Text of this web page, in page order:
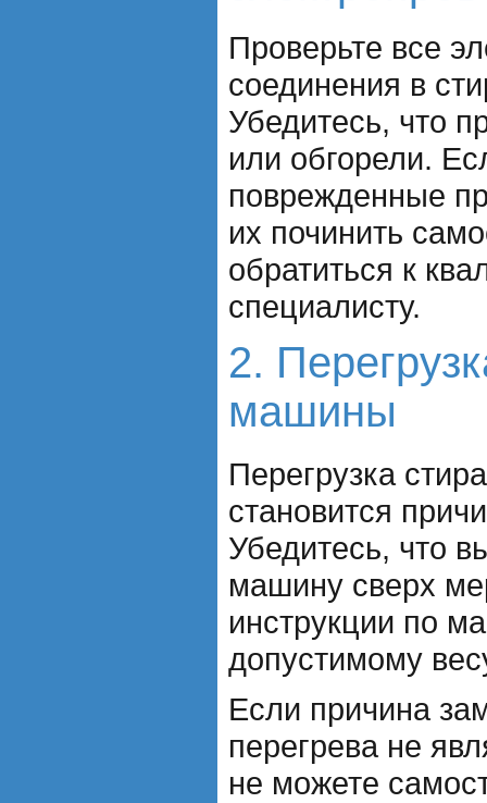
Проверьте все
соединения в
Убедитесь, что
или обгорели.
поврежденные
их починить
обратиться к
специалисту.
2.
машины
Перегрузка
становится
Убедитесь, что
машину сверх
инструкции по
допустимому
Если причина
перегрева не
не можете